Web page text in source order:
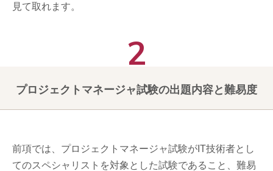
見て取れます。
プロジェクトマネージャ試験の出題内容と難易度
前項では、プロジェクトマネージャ試験がIT技術者とし
てのスペシャリストを対象とした試験であること、難易